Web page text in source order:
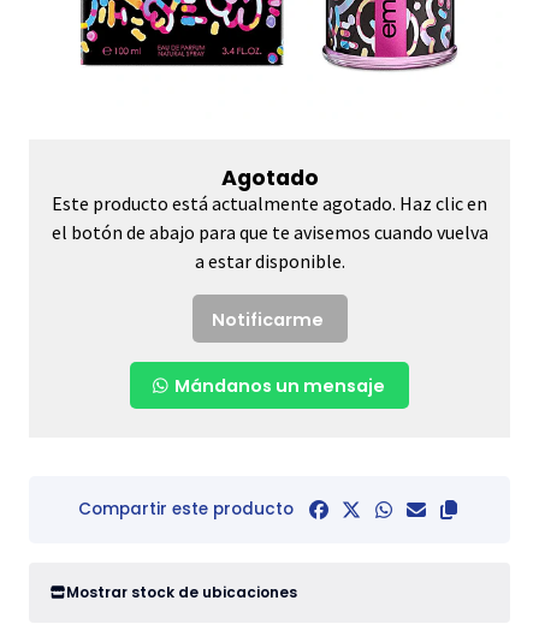
Agotado
Este producto está actualmente agotado. Haz clic en
el botón de abajo para que te avisemos cuando vuelva
a estar disponible.
Notificarme
Mándanos un mensaje
Compartir este producto
Mostrar stock de ubicaciones